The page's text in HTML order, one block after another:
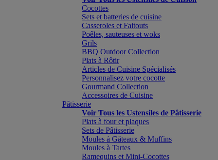
Cocottes
Sets et batteries de cuisine
Casseroles et Faitouts
Poêles, sauteuses et woks
Grils
BBQ Outdoor Collection
Plats à Rôtir
Articles de Cuisine Spécialisés
Personnalisez votre cocotte
Gourmand Collection
Accessoires de Cuisine
Pâtisserie
Voir Tous les Ustensiles de Pâtisserie
Plats à four et plaques
Sets de Pâtisserie
Moules à Gâteaux & Muffins
Moules à Tartes
Ramequins et Mini-Cocottes